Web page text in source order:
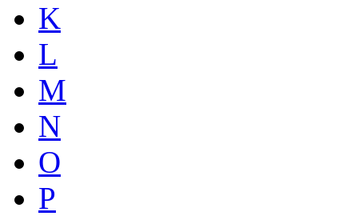
K
L
M
N
O
P